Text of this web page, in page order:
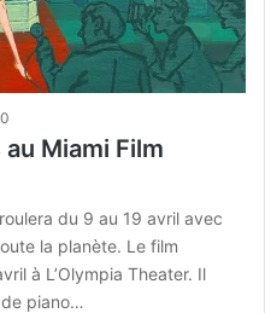
0
Miami Film
du 9 au 19 avril avec
la planète. Le film
à L’Olympia Theater. Il
de piano…